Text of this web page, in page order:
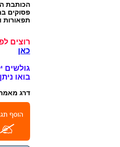
הכותבת
פסוקים
תפאורות
רוצים
כאן
גולשים
בואו
דרג